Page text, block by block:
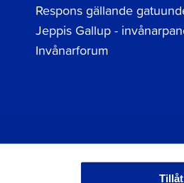
Respons gällande
Jeppis Gallup -
Invånarforum